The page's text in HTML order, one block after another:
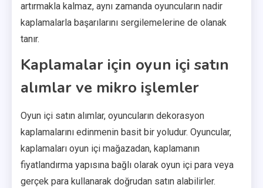
artırmakla kalmaz, aynı zamanda oyuncuların nadir
kaplamalarla başarılarını sergilemelerine de olanak
tanır.
Kaplamalar için oyun içi satın
alımlar ve mikro işlemler
Oyun içi satın alımlar, oyuncuların dekorasyon
kaplamalarını edinmenin basit bir yoludur. Oyuncular,
kaplamaları oyun içi mağazadan, kaplamanın
fiyatlandırma yapısına bağlı olarak oyun içi para veya
gerçek para kullanarak doğrudan satın alabilirler.